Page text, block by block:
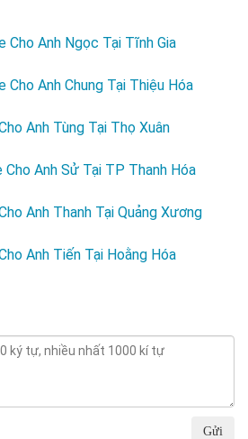
Cho Anh Ngọc Tại Tĩnh Gia
Cho Anh Chung Tại Thiệu Hóa
Anh Tùng Tại Thọ Xuân
Anh Sử Tại TP Thanh Hóa
Anh Thanh Tại Quảng Xương
Anh Tiến Tại Hoằng Hóa
Gửi